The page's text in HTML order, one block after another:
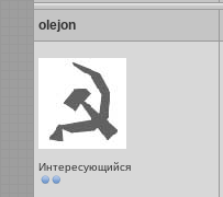
olejon
Интересующийся